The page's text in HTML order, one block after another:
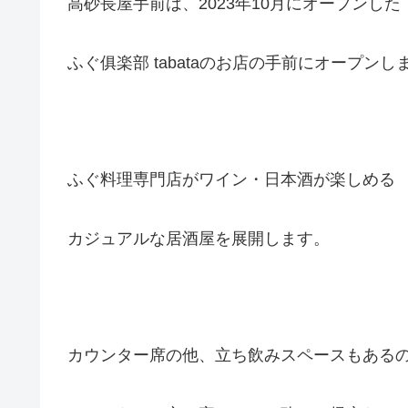
高砂長屋手前は、2023年10月にオープンした
ふぐ俱楽部 tabataのお店の手前にオープンしま
ふぐ料理専門店がワイン・日本酒が楽しめる
カジュアルな居酒屋を展開します。
カウンター席の他、立ち飲みスペースもある